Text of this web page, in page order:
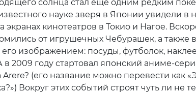
солнца стал еще одним редким
науке зверя в Японии увидели в
экранах кинотеатров в Токио и Нагое.
от игрушечных Чебурашек, а также
изображением: посуды, футболок,
в 2009 году стартовал японский аниме-
(его название можно перевести как
Вокруг этих событий строят чуть ли не